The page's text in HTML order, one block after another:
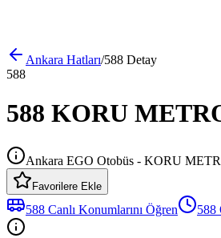
Ankara Hatları/588 Detay
588
588 KORU
Ankara EGO Otobüs - KORU
Favorilere Ekle
588 Canlı Konumlarını Öğren 588